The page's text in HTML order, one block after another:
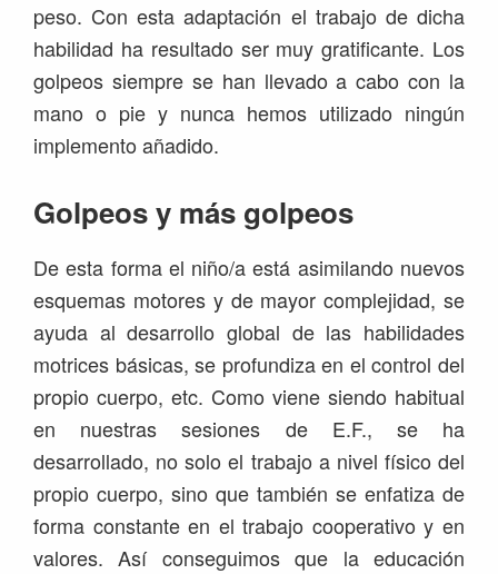
peso. Con esta adaptación el trabajo de dicha
habilidad ha resultado ser muy gratificante. Los
golpeos siempre se han llevado a cabo con la
mano o pie y nunca hemos utilizado ningún
implemento añadido.
Golpeos y más golpeos
De esta forma el niño/a está asimilando nuevos
esquemas motores y de mayor complejidad, se
ayuda al desarrollo global de las habilidades
motrices básicas, se profundiza en el control del
propio cuerpo, etc. Como viene siendo habitual
en nuestras sesiones de E.F., se ha
desarrollado, no solo el trabajo a nivel físico del
propio cuerpo, sino que también se enfatiza de
forma constante en el trabajo cooperativo y en
valores. Así conseguimos que la educación